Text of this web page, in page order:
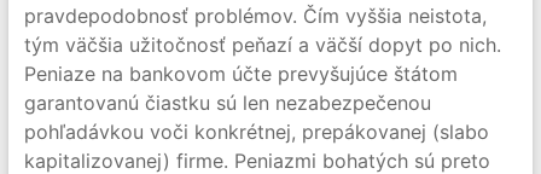
pravdepodobnosť problémov. Čím vyššia neistota,
tým väčšia užitočnosť peňazí a väčší dopyt po nich.
Peniaze na bankovom účte prevyšujúce štátom
garantovanú čiastku sú len nezabezpečenou
pohľadávkou voči konkrétnej, prepákovanej (slabo
kapitalizovanej) firme. Peniazmi bohatých sú preto